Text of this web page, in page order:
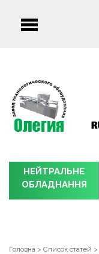
Main
НЕЙТРАЛЬНЕ
ОБЛАДНАННЯ
Головна > Список статей >